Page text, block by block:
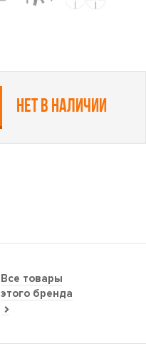
Нет в наличии
Все товары
этого бренда